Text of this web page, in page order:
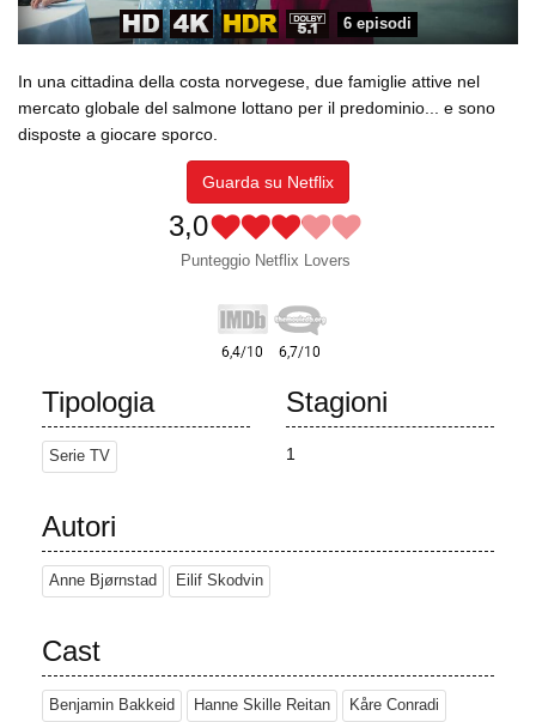
6 episodi
In una cittadina della costa norvegese, due famiglie attive nel
mercato globale del salmone lottano per il predominio... e sono
disposte a giocare sporco.
Guarda su Netflix
3,0
Punteggio Netflix Lovers
Tipologia
Serie TV
Stagioni
1
Autori
Anne Bjørnstad Eilif Skodvin
Cast
Benjamin Bakkeid Hanne Skille Reitan Kåre Conradi